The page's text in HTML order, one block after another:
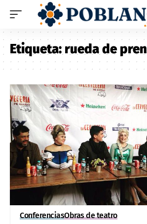
Etiqueta:rueda de
ConferenciasObras de teatro